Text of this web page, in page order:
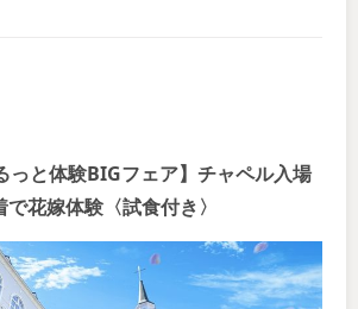
っと体験BIGフェア】チャペル入場
花嫁体験〈試食付き〉